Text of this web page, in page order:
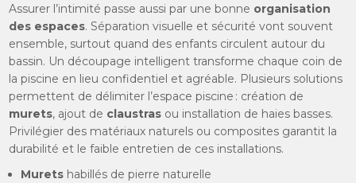
Assurer l’intimité passe aussi par une bonne organisation
des espaces. Séparation visuelle et sécurité vont souvent
ensemble, surtout quand des enfants circulent autour du
bassin. Un découpage intelligent transforme chaque coin de
la piscine en lieu confidentiel et agréable. Plusieurs solutions
permettent de délimiter l’espace piscine : création de
murets, ajout de claustras ou installation de haies basses.
Privilégier des matériaux naturels ou composites garantit la
durabilité et le faible entretien de ces installations.
Murets habillés de pierre naturelle